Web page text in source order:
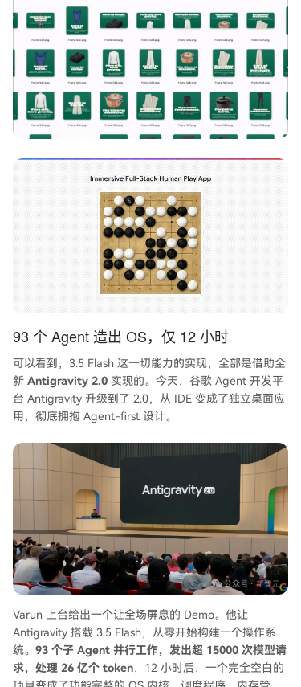
93 个 Agent 造出 OS，仅 12 小时
可以看到，3.5 Flash 这一切能力的实现，全部是借助全
新 Antigravity 2.0 实现的。今天，谷歌 Agent 开发平
台 Antigravity 升级到了 2.0，从 IDE 变成了独立桌面应
用，彻底拥抱 Agent-first 设计。
Varun 上台给出一个让全场屏息的 Demo。他让
Antigravity 搭载 3.5 Flash，从零开始构建一个操作系
统。 93 个子 Agent 并行工作，发出超 15000 次模型请
求，处理 26 亿个 token，12 小时后，一个完全空白的